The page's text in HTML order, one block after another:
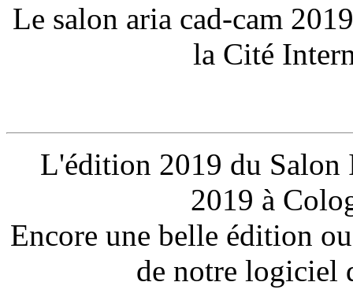
Le salon aria cad-cam
la Cité
L'édition 2019 du Salon
2019 à
Encore une belle édition
de notre logiciel